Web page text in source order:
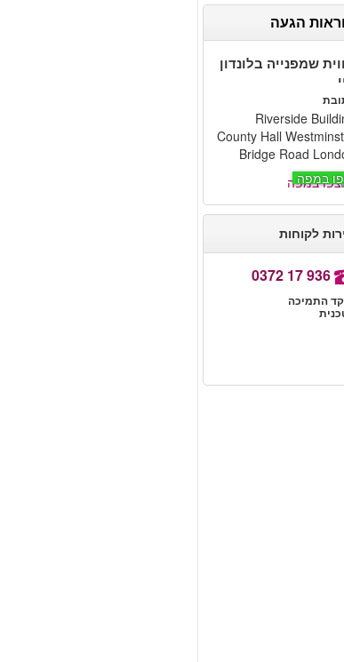
הגעה
שמפנייה בלונדון
Riverside
County Hall
Bridge Road
במפה
לקוחות
0372 17 936
התמיכה